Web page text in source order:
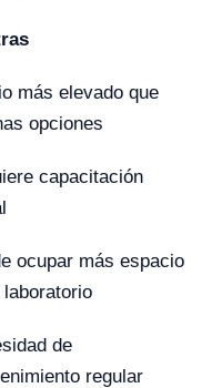
más elevado que
opciones
capacitación
ocupar más espacio
laboratorio
de
regular